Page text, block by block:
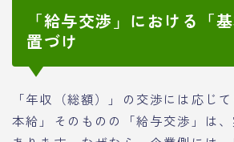
「給与交渉」における「
置づけ
「年収（総額）」の交渉には応じ
本給」そのものの「給与交渉」は